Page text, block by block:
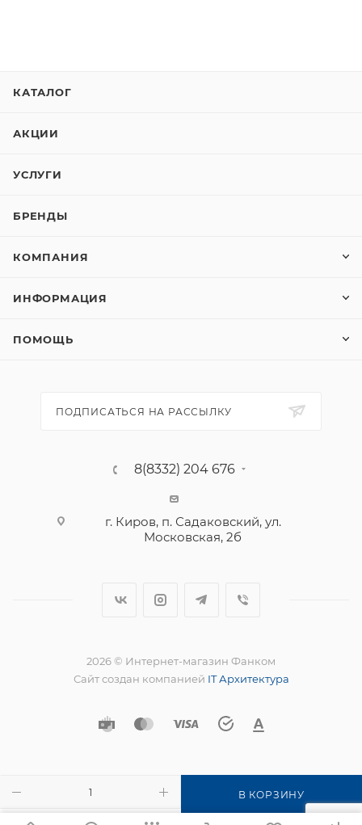
В КОРЗИНУ
КАТАЛОГ
АКЦИИ
УСЛУГИ
БРЕНДЫ
КОМПАНИЯ
ИНФОРМАЦИЯ
ПОМОЩЬ
ПОДПИСАТЬСЯ НА РАССЫЛКУ
8(8332) 204 676
г. Киров, п. Садаковский, ул.
Московская, 2б
2026 © Интернет-магазин Фанком
Сайт создан компанией IT Архитектура